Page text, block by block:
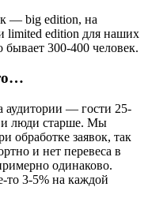
— big edition, на
limited edition для наших
300-400 человек.
аудитории — гости 25-
и люди старше. Мы
обработке заявок, так
и нет перевеса в
одинаково.
то 3-5% на каждой